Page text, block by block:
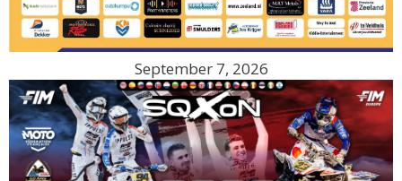
September 7, 2026